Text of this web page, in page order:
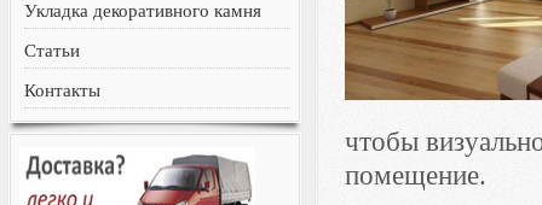
Укладка декоративного камня
Статьи
Контакты
чтобы
помещение.